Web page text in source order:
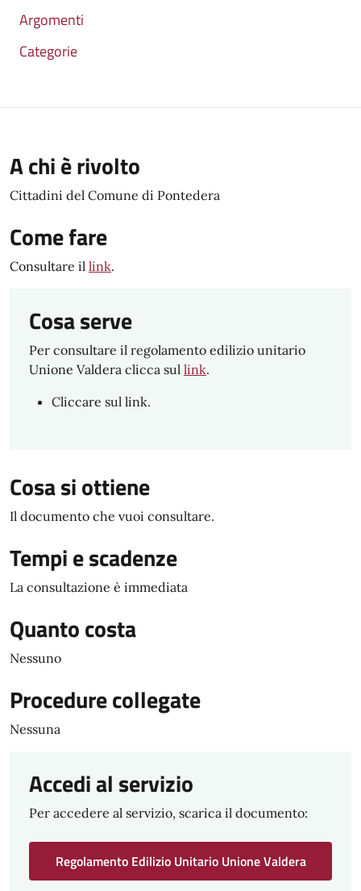
Argomenti
Categorie
A chi è rivolto
Cittadini del Comune di Pontedera
Come fare
Consultare il link.
Cosa serve
Per consultare il regolamento edilizio unitario
Unione Valdera clicca sul link.
Cliccare sul link.
Cosa si ottiene
Il documento che vuoi consultare.
Tempi e scadenze
La consultazione è immediata
Quanto costa
Nessuno
Procedure collegate
Nessuna
Accedi al servizio
Per accedere al servizio, scarica il documento:
Regolamento Edilizio Unitario Unione Valdera